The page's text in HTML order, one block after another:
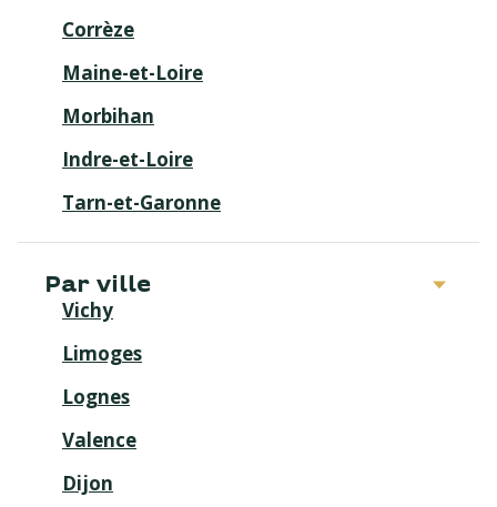
Corrèze
Maine-et-Loire
Morbihan
Indre-et-Loire
Tarn-et-Garonne
Par ville
Vichy
Limoges
Lognes
Valence
Dijon